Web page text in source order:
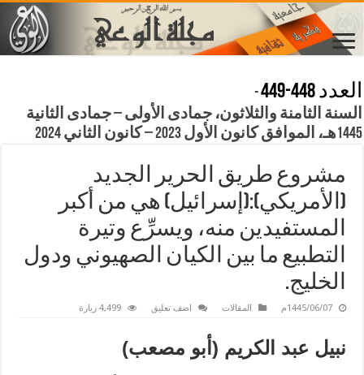
العدد 448-449
-
السنة الثامنة والثلاثون، جمادى الأولى – جمادى الثانية
1445هـ، الموافق كانون الأول 2023 – كانون الثاني 2024
مشروع طريق الحرير الجديد
(الأمريكي):(إسرائيل) هي من أكبر
المستفيدين منه، ويسرِّع وتيرة
التطبيع ما بين الكيان الصهيوني ودول
الخليج.
1445/06/07م المقالات اضف تعليق 4,499 زيارة
نبيل عبد الكريم (أبو مصعب)